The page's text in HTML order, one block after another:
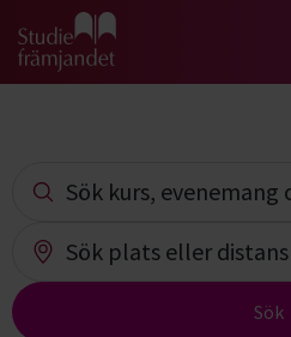
Gå till studiefrämjandets startsida
Sök plats eller distans
Sök